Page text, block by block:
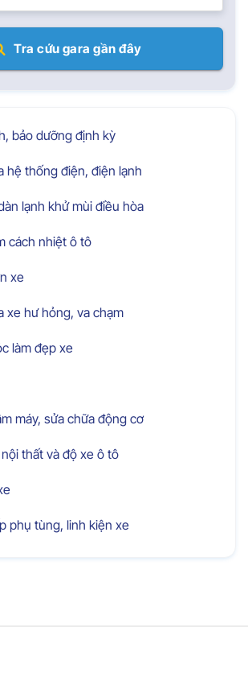
Tra cứu gara gần đây
bảo dưỡng định kỳ
hệ thống điện, điện lạnh
lạnh khử mùi điều hòa
cách nhiệt ô tô
xe
xe hư hỏng, va chạm
làm đẹp xe
máy, sửa chữa động cơ
thất và độ xe ô tô
phụ tùng, linh kiện xe